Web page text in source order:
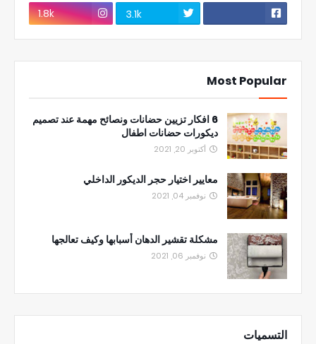
3.1k
1.8k
Most Popular
6 افكار تزيين حضانات ونصائح مهمة عند تصميم
ديكورات حضانات اطفال
أكتوبر 20, 2021
معايير اختيار حجر الديكور الداخلي
نوفمبر 04, 2021
مشكلة تقشير الدهان أسبابها وكيف تعالجها
نوفمبر 06, 2021
التسميات